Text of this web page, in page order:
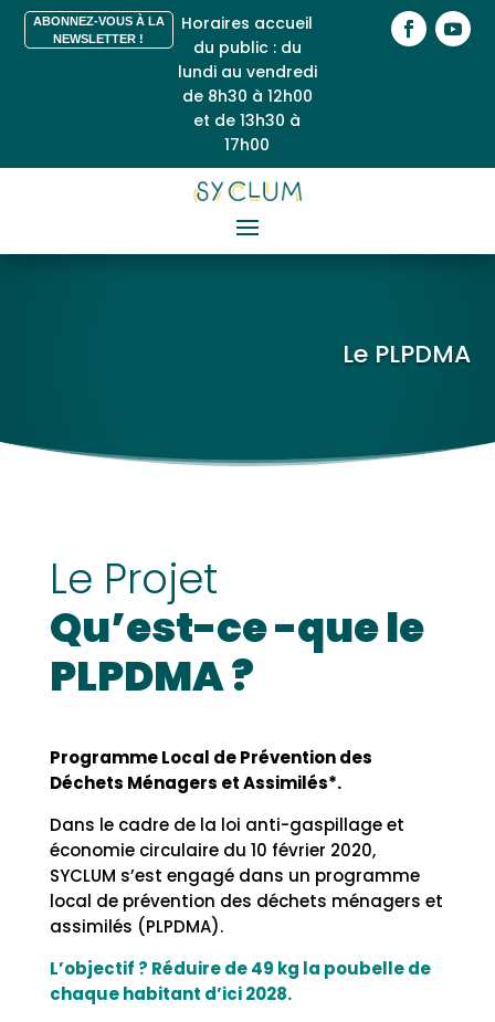
ABONNEZ-VOUS À LA
NEWSLETTER !
Horaires accueil
du public : du
lundi au vendredi
de 8h30 à 12h00
et de 13h30 à
17h00
Le PLPDMA
Le Projet
Qu’est-ce -que le
PLPDMA ?
Programme Local de Prévention des
Déchets Ménagers et Assimilés*.
Dans le cadre de la loi anti-gaspillage et
économie circulaire du 10 février 2020,
SYCLUM s’est engagé dans un programme
local de prévention des déchets ménagers et
assimilés (PLPDMA).
L’objectif ? Réduire de 49 kg la poubelle de
chaque habitant d’ici 2028.